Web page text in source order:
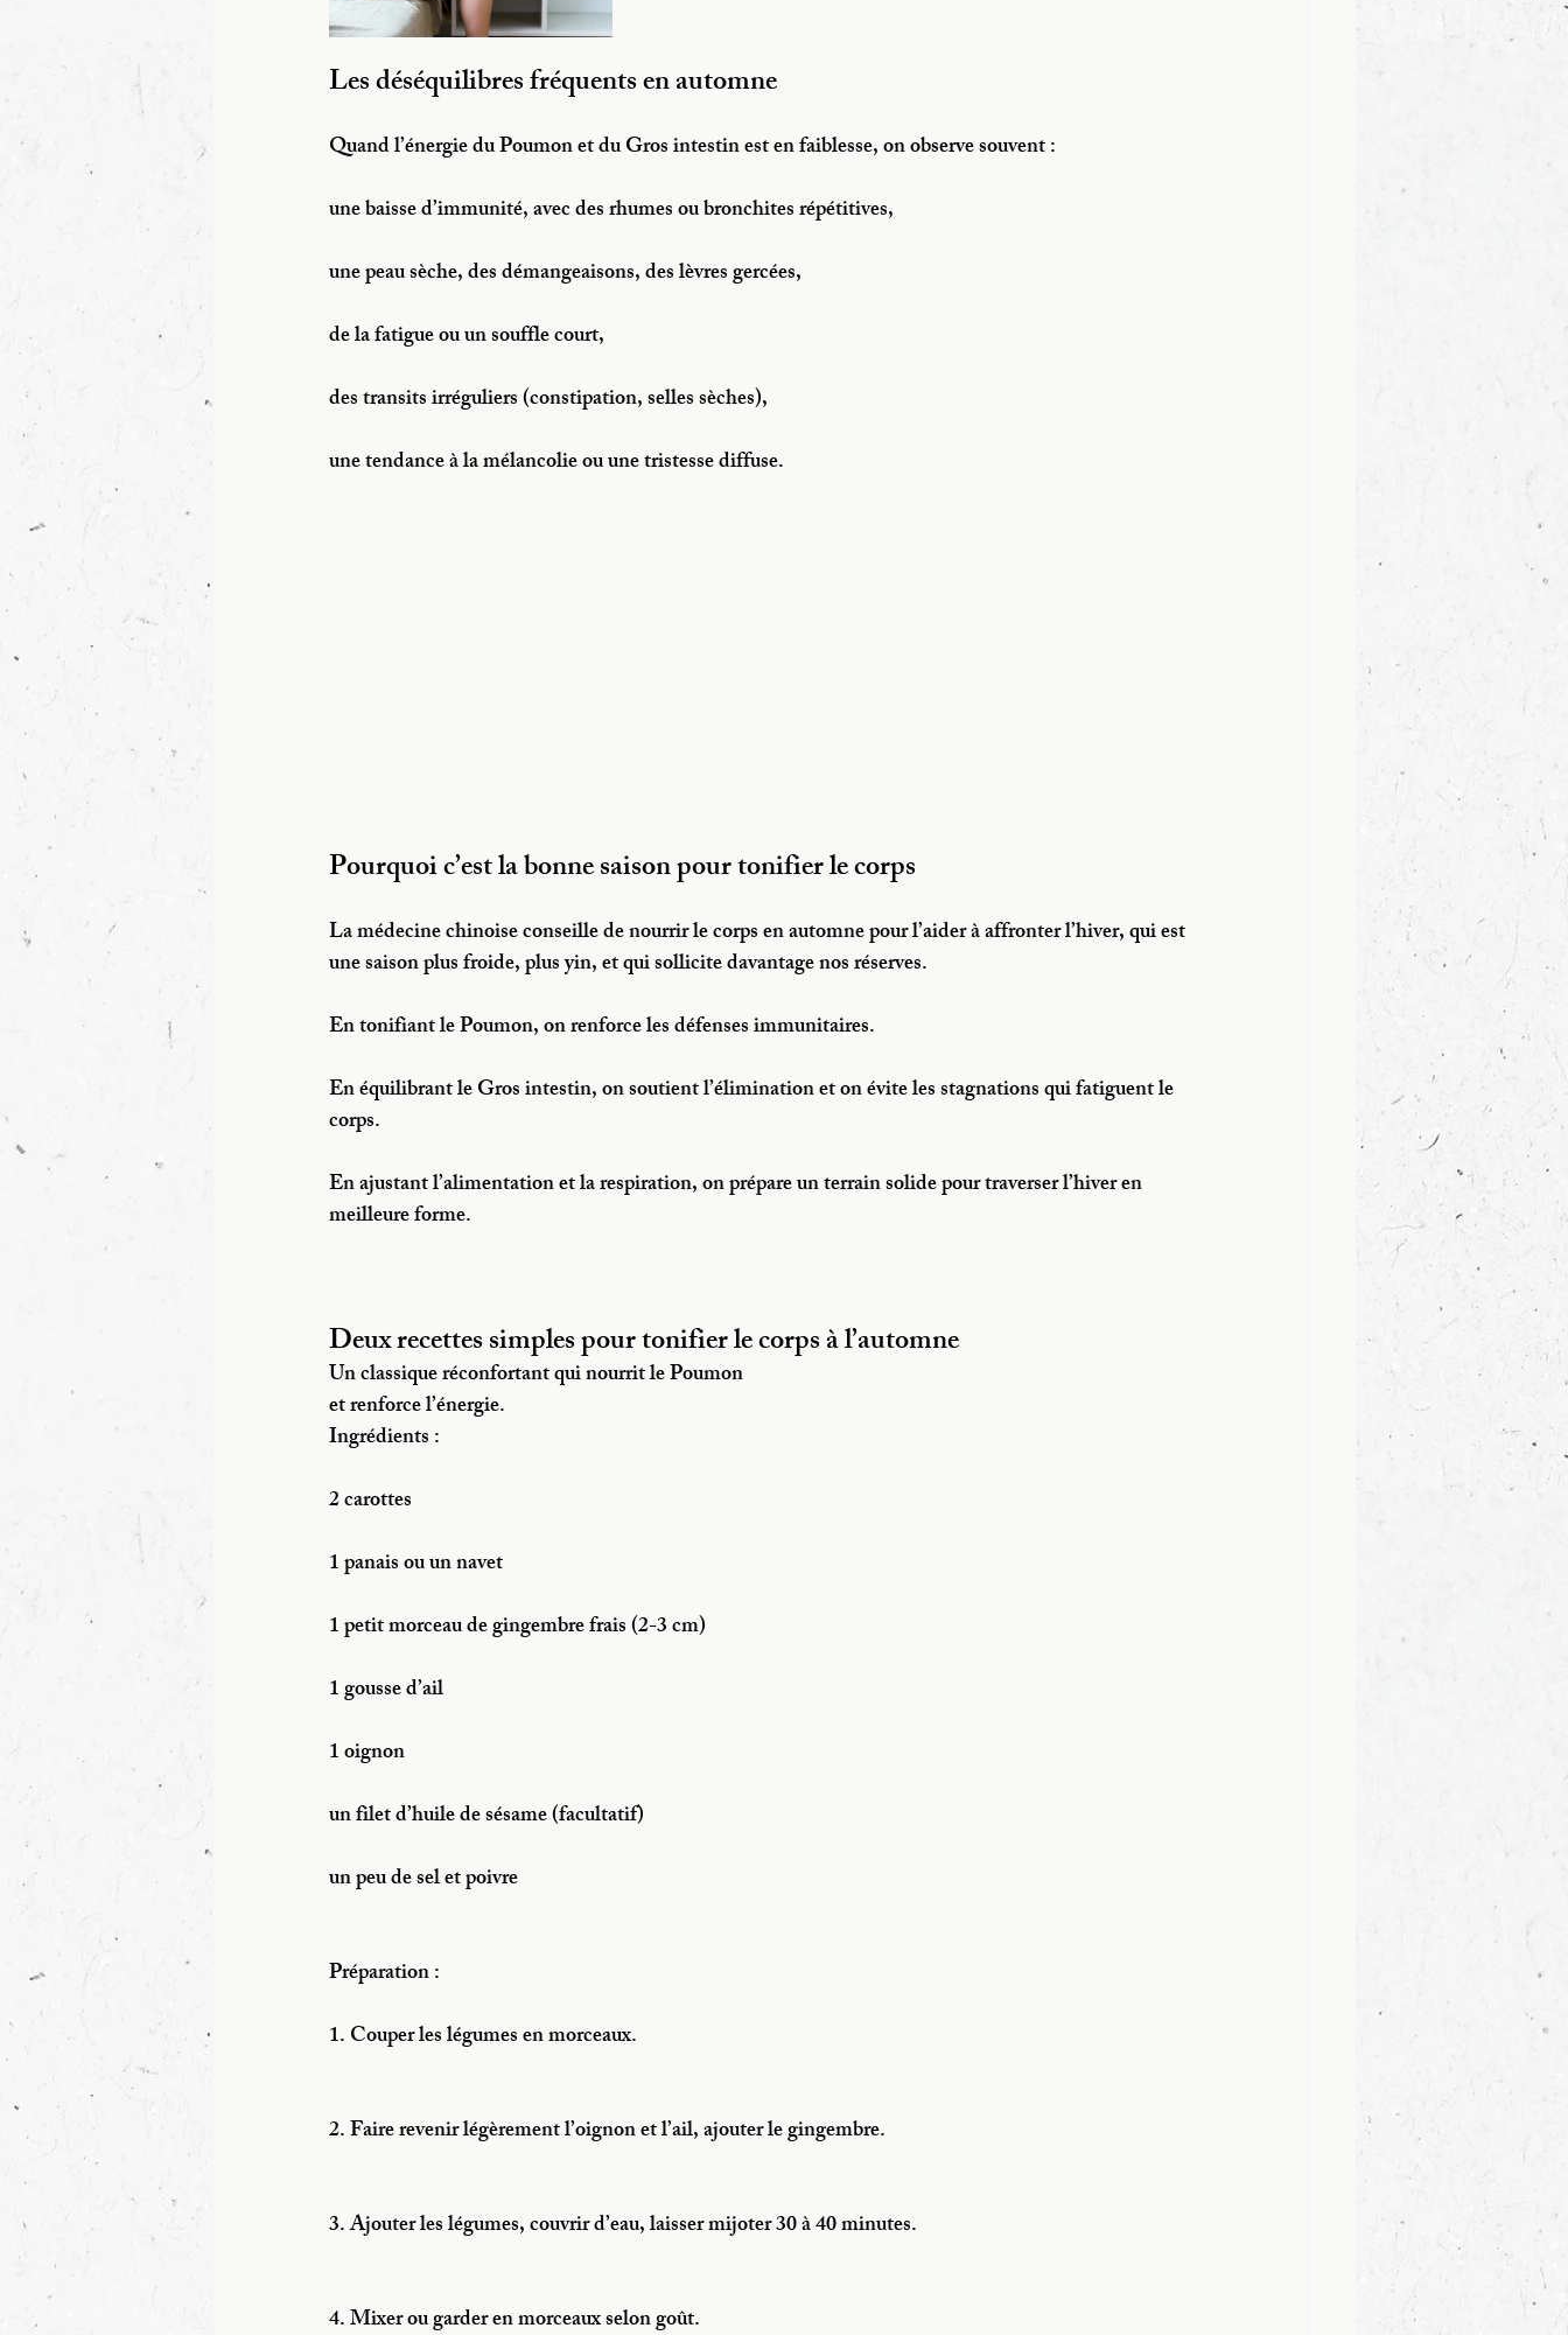
Les déséquilibres fréquents en automne
Quand l’énergie du Poumon et du Gros intestin est en faiblesse, on observe souvent :
une baisse d’immunité, avec des rhumes ou bronchites répétitives,
une peau sèche, des démangeaisons, des lèvres gercées,
de la fatigue ou un souffle court,
des transits irréguliers (constipation, selles sèches),
une tendance à la mélancolie ou une tristesse diffuse.
Pourquoi c’est la bonne saison pour tonifier le corps
La médecine chinoise conseille de nourrir le corps en automne pour l’aider à affronter l’hiver, qui est
une saison plus froide, plus yin, et qui sollicite davantage nos réserves.
En tonifiant le Poumon, on renforce les défenses immunitaires.
En équilibrant le Gros intestin, on soutient l’élimination et on évite les stagnations qui fatiguent le
corps.
En ajustant l’alimentation et la respiration, on prépare un terrain solide pour traverser l’hiver en
meilleure forme.
Deux recettes simples pour tonifier le corps à l’automne
Un classique réconfortant qui nourrit le Poumon
et renforce l’énergie.
Ingrédients :
2 carottes
1 panais ou un navet
1 petit morceau de gingembre frais (2-3 cm)
1 gousse d’ail
1 oignon
un filet d’huile de sésame (facultatif)
un peu de sel et poivre
Préparation :
1. Couper les légumes en morceaux.
2. Faire revenir légèrement l’oignon et l’ail, ajouter le gingembre.
3. Ajouter les légumes, couvrir d’eau, laisser mijoter 30 à 40 minutes.
4. Mixer ou garder en morceaux selon goût.